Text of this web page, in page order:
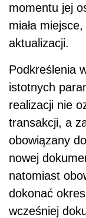
momentu jej
miała
aktualizacji.
Podkreślenia
istotnych
realizacji nie
transakcji, a
obowiązany
nowej
natomiast
dokonać
wcześniej